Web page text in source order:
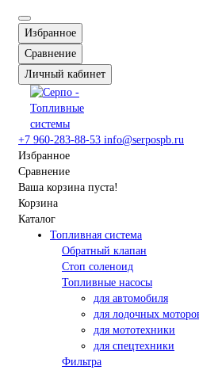
Избранное
Сравнение
Личный кабинет
+7 960-283-88-53 info@serpospb.ru
Избранное
Сравнение
Ваша корзина пуста!
Корзина
Каталог
Топливная система
Обратный клапан
Стоп соленоид
Топливные насосы
для автомобиля
для лодочных
для мототехники
для спецтехники
Фильтра